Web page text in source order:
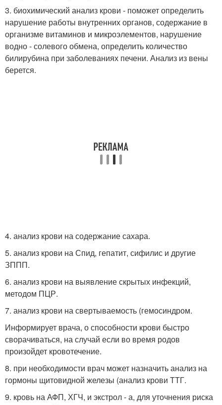
3. биохимический анализ крови - поможет определить
нарушение работы внутренних органов, содержание в
организме витаминов и микроэлементов, нарушение
водно - солевого обмена, определить количество
билирубина при заболеваниях печени. Анализ из вены
берется.
4. анализ крови на содержание сахара.
5. анализ крови на Спид, гепатит, сифилис и другие
ЗППП.
6. анализ крови на выявление скрытых инфекций,
методом ПЦР.
7. анализ крови на свертываемость (гемосиндром.
Информирует врача, о способности крови быстро
сворачиваться, на случай если во время родов
произойдет кровотечение.
8. при необходимости врач может назначить анализ на
гормоны щитовидной железы (анализ крови ТТГ.
9. кровь на АФП, ХГЧ, и экстрол - а, для уточнения риска